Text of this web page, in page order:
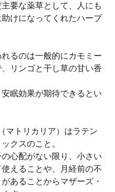
要な薬草として、人にも
けになってくれたハーブ
るのは一般的にカモミー
リンゴと干し草の甘い香
眠効果が期待できるとい
マトリカリア）はラテン
クスのこと。
心配がない限り、小さい
えることや、月経前の不
あることからマザーズ・